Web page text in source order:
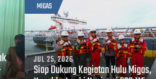
MIGAS
JUL 25, 2026
Siap Dukung Kegiatan Hulu Migas,